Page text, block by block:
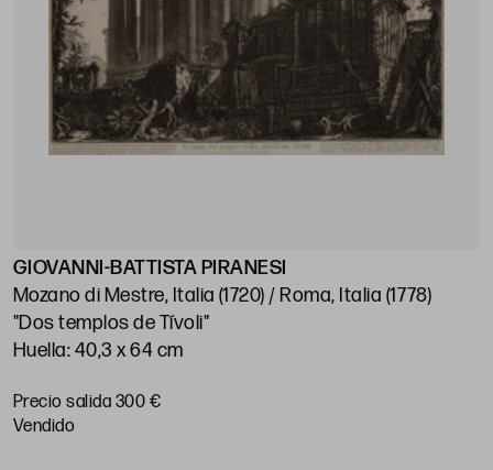
GIOVANNI-BATTISTA PIRANESI
Mozano di Mestre, Italia (1720) / Roma, Italia (1778)
"Dos templos de Tívoli"
Huella: 40,3 x 64 cm
Precio salida 300 €
vendido